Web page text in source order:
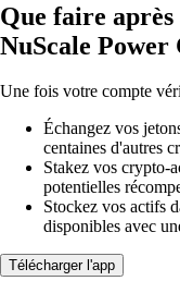
Que faire
NuScale
Une fois votre compte
Échangez vos
centaines d'autres
Stakez vos crypto-
potentielles
Stockez vos actifs
disponibles avec
Télécharger l'app